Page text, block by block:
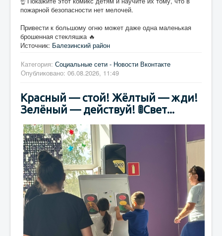
пожарной безопасности нет мелочей.
Привести к большому огню может даже одна маленькая
брошенная стекляшка 🔥
Источник: Балезинский район
Категория: Социальные сети - Новости Вконтакте
Опубликовано: 06.08.2026, 11:49
Красный — стой! Жёлтый — жди!
Зелёный — действуй! 🚦Свет...